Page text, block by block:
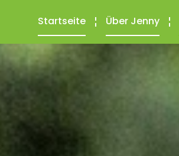
Startseite Über Jenny